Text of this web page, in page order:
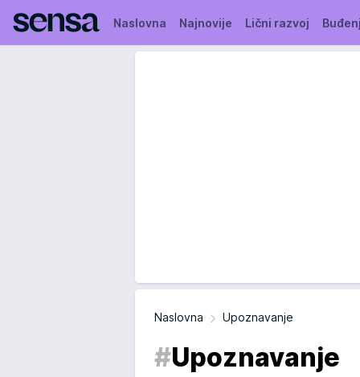
Naslovna Najnovije Lični razvoj
Naslovna Upoznavanje
#Upoznavanje